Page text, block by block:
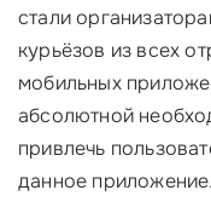
стали
курьёзов из всех
мобильных
абсолютной
привлечь
данное приложение.